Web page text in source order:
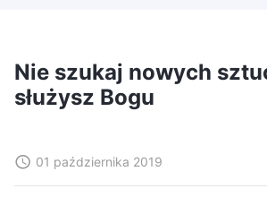
Nie szukaj nowych
służysz Bogu
01 października 2019